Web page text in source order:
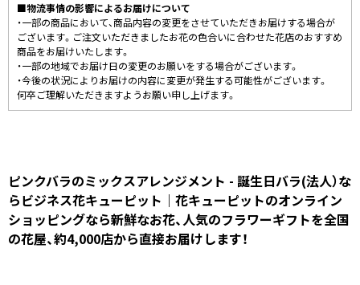
■物流事情の影響によるお届けについて
・一部の商品において、商品内容の変更をさせていただきお届けする場合が
ございます。ご注文いただきましたお花の色合いに合わせた花店のおすすめ
商品をお届けいたします。
・一部の地域でお届け日の変更のお願いをする場合がございます。
・今後の状況によりお届けの内容に変更が発生する可能性がございます。
何卒ご理解いただきますようお願い申し上げます。
ピンクバラのミックスアレンジメント - 誕生日バラ(法人）な
らビジネス花キューピット｜花キューピットのオンライン
ショッピングなら新鮮なお花、人気のフラワーギフトを全国
の花屋、約4,000店から直接お届けします！